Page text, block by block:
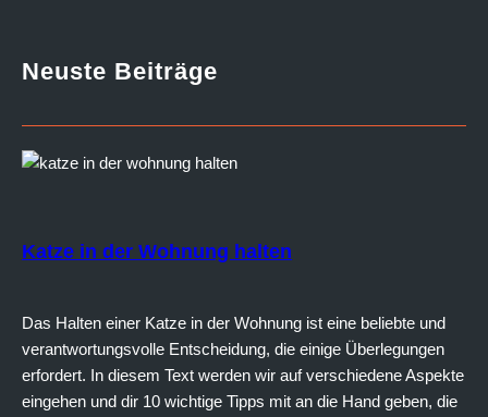
Neuste Beiträge
Katze in der Wohnung halten
Das Halten einer Katze in der Wohnung ist eine beliebte und
verantwortungsvolle Entscheidung, die einige Überlegungen
erfordert. In diesem Text werden wir auf verschiedene Aspekte
eingehen und dir 10 wichtige Tipps mit an die Hand geben, die